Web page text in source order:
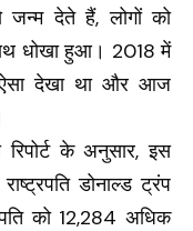
जन्म देते हैं, लोगों को
धोखा हुआ। 2018 में
देखा था और आज
के अनुसार, इस
डोनाल्ड ट्रंप
को 12,284 अधिक